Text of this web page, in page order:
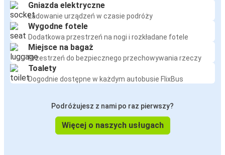
Gniazda elektryczne
Ładowanie urządzeń w czasie podróży
Wygodne fotele
Dodatkowa przestrzeń na nogi i rozkładane fotele
Miejsce na bagaż
Przestrzeń do bezpiecznego przechowywania rzeczy
Toalety
Dogodnie dostępne w każdym autobusie FlixBus
Podróżujesz z nami po raz pierwszy?
Więcej o naszych usługach